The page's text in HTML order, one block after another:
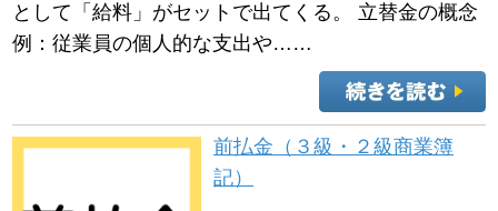
として「給料」がセットで出てくる。 立替金の概念
例：従業員の個人的な支出や……
前払金（３級・２級商業簿
記）